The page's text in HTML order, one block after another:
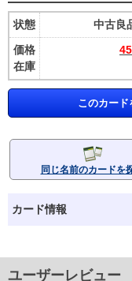
状態
価格
在庫
中古良
このカー
同じ名前のカードを
カード情報
ユーザーレビュー